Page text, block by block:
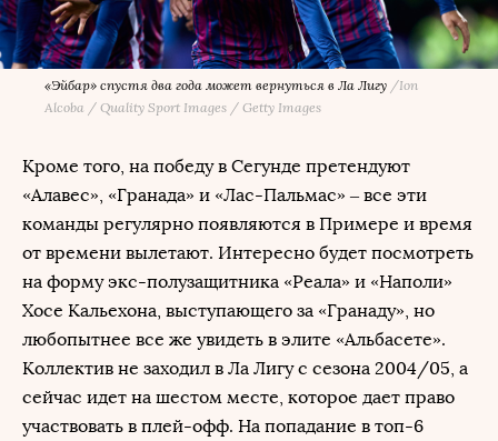
«Эйбар» спустя два года может вернуться в Ла Лигу /Ion
Alcoba / Quality Sport Images / Getty Images
Кроме того, на победу в Сегунде претендуют
«Алавес», «Гранада» и «Лас-Пальмас» – все эти
команды регулярно появляются в Примере и время
от времени вылетают. Интересно будет посмотреть
на форму экс-полузащитника «Реала» и «Наполи»
Хосе Кальехона, выступающего за «Гранаду», но
любопытнее все же увидеть в элите «Альбасете».
Коллектив не заходил в Ла Лигу с сезона 2004/05, а
сейчас идет на шестом месте, которое дает право
участвовать в плей-офф. На попадание в топ-6